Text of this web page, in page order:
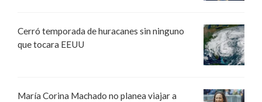
Cerró temporada de huracanes sin ninguno
que tocara EEUU
María Corina Machado no planea viajar a